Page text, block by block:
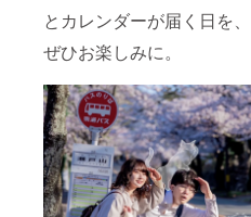
とカレンダーが届く日を、
ぜひお楽しみに。